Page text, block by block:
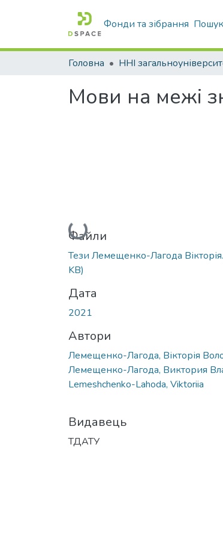
Фонди та зібрання
Головна
Мови на межі
Вантажиться...
Файли
Тези Лемещенко-Лагода
KB)
Дата
2021
Автори
Лемещенко-Лагода, Вікторія
Лемещенко-Лагода, Виктория
Lemeshchenko-Lahoda, Viktoriia
Видавець
ТДАТУ